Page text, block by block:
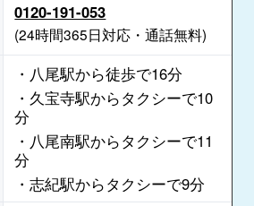
0120-191-053
(24時間365日対応・通話無料)
・八尾駅から徒歩で16分
・久宝寺駅からタクシーで10
分
・八尾南駅からタクシーで11
分
・志紀駅からタクシーで9分